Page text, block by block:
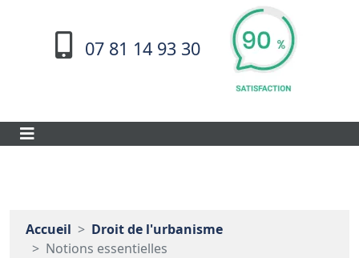
07 81 14 93 30
Accueil
Droit de l'urbanisme
Notions essentielles